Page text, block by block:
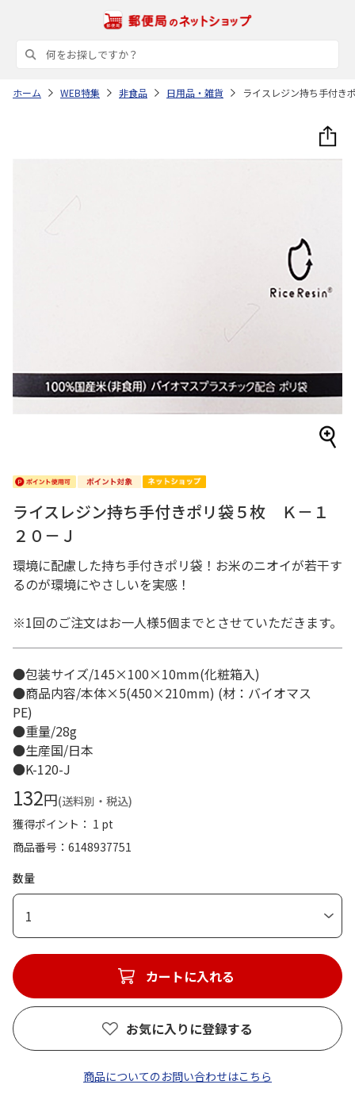
ホーム WEB特集 非食品 日用品・雑貨 ライスレジン持ち手付
ライスレジン持ち手付きポリ袋５枚 Ｋ－１
２０－Ｊ
環境に配慮した持ち手付きポリ袋！お米のニオイが若干す
るのが環境にやさしいを実感！
※1回のご注文はお一人様5個までとさせていただきます。
●包装サイズ/145×100×10mm(化粧箱入)
●商品内容/本体×5(450×210mm) (材：バイオマス
PE)
●重量/28g
●生産国/日本
●K-120-J
132円(送料別・税込)
獲得ポイント： 1 pt
商品番号
6148937751
数量
1
カートに入れる
お気に入りに登録する
商品についてのお問い合わせはこちら